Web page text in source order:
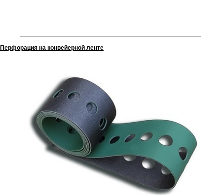
Перфорация на конвейерной ленте